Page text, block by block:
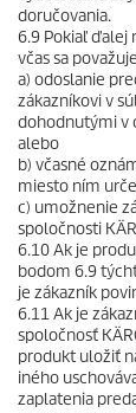
doručovania.
6.9 Pokiaľ ďalej
včas sa
a) odoslanie
zákazníkovi v
dohodnutými v
alebo
b) včasné
miesto ním
c) umožnenie
spoločnosti
6.10 Ak je
bodom 6.9
je zákazník
6.11 Ak je
spoločnosť
produkt uložiť
iného
zaplatenia